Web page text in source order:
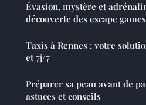
Évasion, mystère et
découverte des escape
Taxis à Rennes : votre
et 7j/7
Préparer sa peau avant de
astuces et conseils